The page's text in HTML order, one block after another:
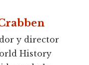
y director
History